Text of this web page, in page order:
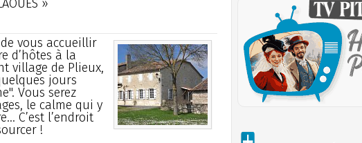
»
vous accueillir
d’hôtes à la
village de Plieux,
jours
Vous serez
le calme qui y
C’est l’endroit
!